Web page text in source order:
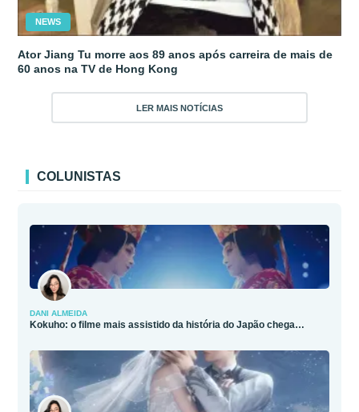
NEWS
Ator Jiang Tu morre aos 89 anos após carreira de mais de
60 anos na TV de Hong Kong
LER MAIS NOTÍCIAS
COLUNISTAS
DANI ALMEIDA
Kokuho: o filme mais assistido da história do Japão chega…